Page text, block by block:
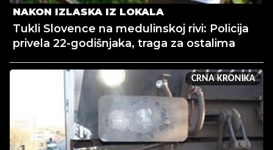
NAKON IZLASKA IZ LOKALA
Tukli Slovence na medulinskoj rivi: Policija
privela 22-godišnjaka, traga za ostalima
CRNA KRONIKA